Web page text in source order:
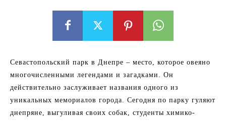
Севастопольский парк в Днепре – место, которое овеяно
многочисленными легендами и загадками. Он
действительно заслуживает названия одного из
уникальных мемориалов города. Сегодня по парку гуляют
днепряне, выгуливая своих собак, студенты химико-